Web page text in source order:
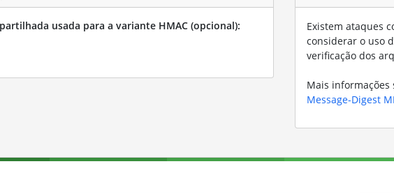
usada para a variante HMAC (opcional):
Existem ataques
considerar o uso
verificação dos
Mais informações
Message-Digest